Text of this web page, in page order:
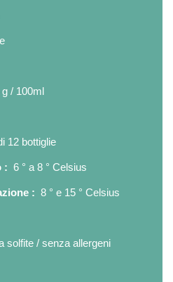
g / 100ml
12 bottiglie
: 6 ° a 8 ° Celsius
: 8 ° e 15 ° Celsius
solfite / senza allergeni